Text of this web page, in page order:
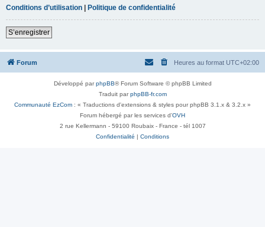
Conditions d’utilisation | Politique de confidentialité
S’enregistrer
Forum Heures au format UTC+02:00
Développé parphpBB® Forum Software © phpBB Limited
Traduit parphpBB-fr.com
Communauté EzCom : « Traductions d'extensions & styles pour phpBB 3.1.x & 3.2.x »
Forum hébergé par les services d’OVH
2 rue Kellermann - 59100 Roubaix - France - tél 1007
Confidentialité | Conditions